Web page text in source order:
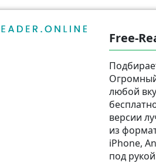
Free-
любой
версии
из
iPhone,
под